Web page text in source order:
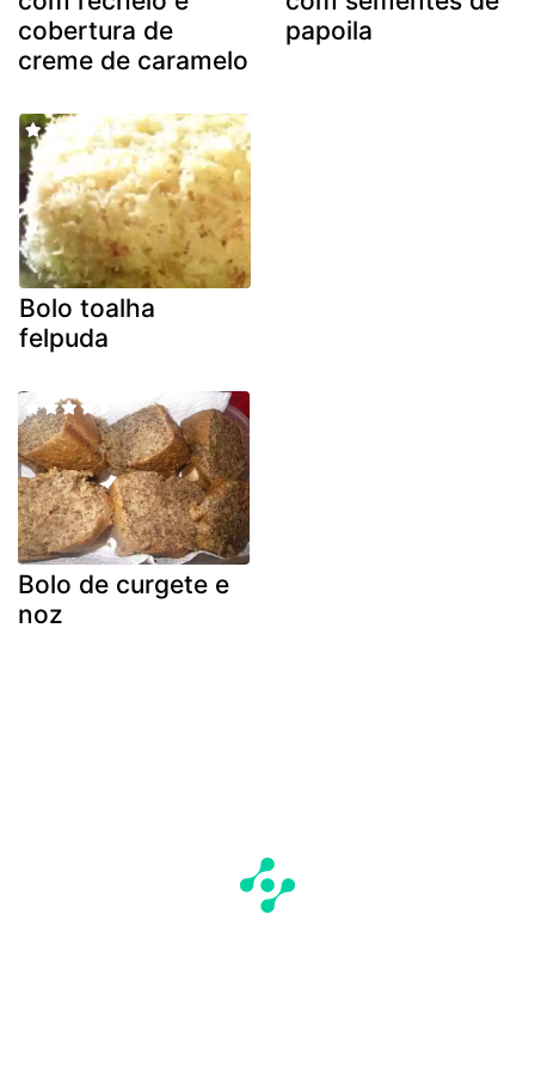
cobertura de
creme de caramelo
papoila
Bolo toalha
felpuda
Bolo de curgete e
noz